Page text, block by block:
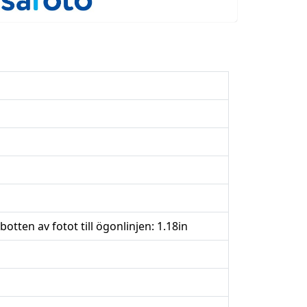
av fotot till ögonlinjen: 1.18in